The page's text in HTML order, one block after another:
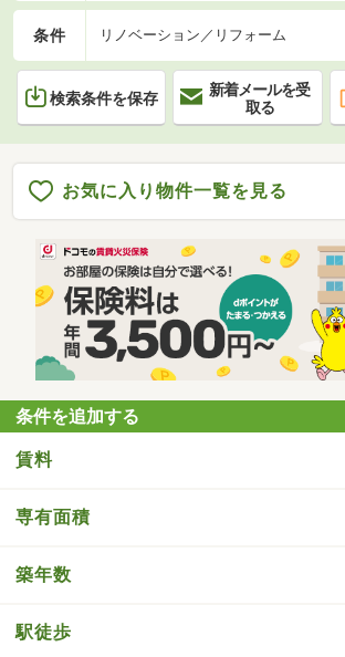
条件 リノベーション／リフォーム
検索条件を保存
新着メールを受
取る
お気に入り物件一覧を見る
条件を追加する
賃料
専有面積
築年数
駅徒歩